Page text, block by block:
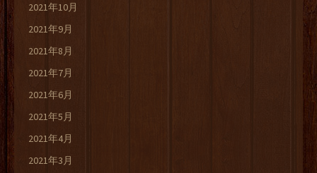
2021年10月
2021年9月
2021年8月
2021年7月
2021年6月
2021年5月
2021年4月
2021年3月